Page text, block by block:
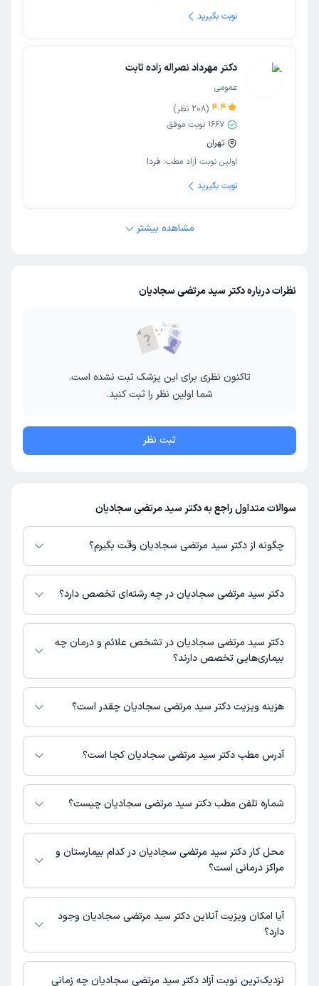
نوبت بگیرید
دکتر مهرداد نصراله زاده ثابت
عمومی
4.4
(
208 نظر)
1667 نوبت موفق
تهران
اولین نوبت آزاد مطب: فردا
نوبت بگیرید
مشاهده بیشتر
نظرات درباره دکتر سید مرتضی سجادیان
تاکنون نظری برای این پزشک ثبت نشده است.
شما اولین نظر را ثبت کنید.
ثبت نظر
سوالات متداول راجع به دکتر سید مرتضی سجادیان
چگونه از دکتر سید مرتضی سجادیان وقت بگیرم؟
در صورتی کهدکتر سید مرتضی سجادیاندارای پروفایل فعال و نوبت‌دهی باز در
پلتفرم دکترتو باشند، می‌توانید از طریق این پلتفرم برای دریافت نوبت اقدام کنید.
آدرس مطب، شماره تماس، برنامه حضور در مطب، تصاویر پزشک، ساعات کاری و
سایر اطلاعات مرتبط با خدمات پزشکی و نوبت‌گیری ممکن است در پروفایل ایشان
در دکترتو در دسترس باشد
دکتر سید مرتضی سجادیان در چه رشته‌ای تخصص دارد؟
دکتر سید مرتضی سجادیان در رشته‌های زیر (پزشکی) تخصص دارند:
عمومی
دکتر سید مرتضی سجادیان در تشخص علائم و درمان چه
بیماری‌هایی تخصص دارند؟
دکتر سید مرتضی سجادیان در تشخیص علائم و درمان بیماری‌های مرتبط با
عمومی فعالیت می‌کنند.
هزینه ویزیت دکتر سید مرتضی سجادیان چقدر است؟
برای اطلاع از هزینه ویزیت دکتر سید مرتضی سجادیان، لازم است با مطب تماس
بگیرید.آدرس مطب دکتر سید مرتضی سجادیان کجا است؟
اطلاعات مربوط به آدرس مطب دکتر سید مرتضی سجادیان در حال حاضر در
دسترس نیست. برای دریافت اطلاعات دقیق‌تر، لطفاً با مطب تماس بگیرید.
شماره تلفن مطب دکتر سید مرتضی سجادیان چیست؟
شماره تماس مطب دکتر سید مرتضی سجادیان در حال حاضر در این صفحه ثبت
نشده است.
محل کار دکتر سید مرتضی سجادیان در کدام بیمارستان و
مراکز درمانی است؟
اطلاعاتی درباره محل فعالیت دکتر سید مرتضی سجادیان در مراکز درمانی در
دسترس نیست.
آیا امکان ویزیت آنلاین دکتر سید مرتضی سجادیان وجود
دارد؟
در حال حاضر اطلاعاتی درباره ارائه ویزیت آنلاین توسط دکتر سید مرتضی
سجادیان در دسترس نیست. برای دریافت اطلاعات دقیق‌تر، لطفاً با مطب تماس
نزدیک‌ترین نوبت آزاد دکتر سید مرتضی سجادیان چه زمانی